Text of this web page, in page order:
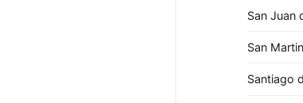
San Juan
San
Santiago